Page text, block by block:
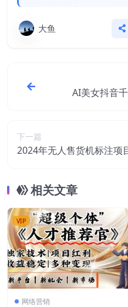
大鱼
AI美女抖音
下一篇
2024年无人售货机标注项
相关文章
VIP
网络营销